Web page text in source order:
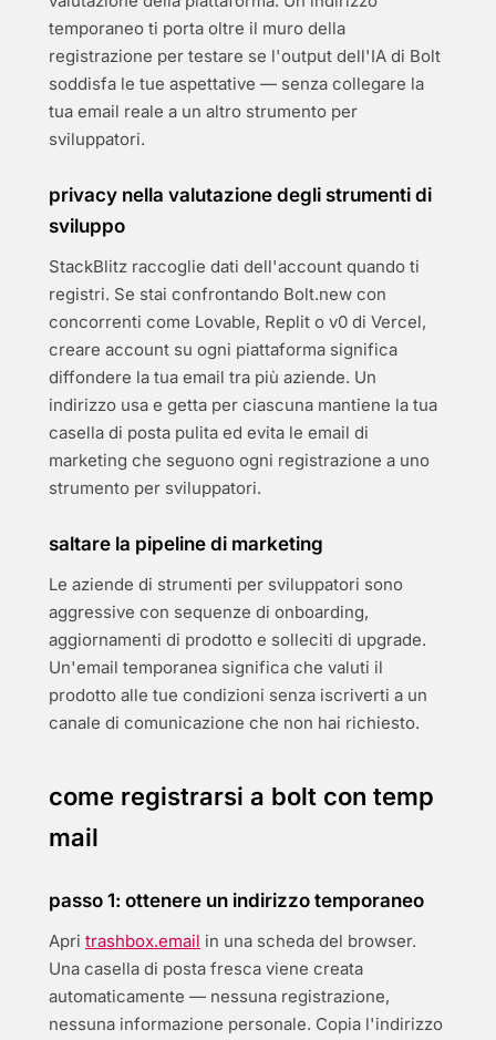
temporaneo ti porta oltre il muro della
registrazione per testare se l'output dell'IA di Bolt
soddisfa le tue aspettative — senza collegare la
tua email reale a un altro strumento per
sviluppatori.
privacy nella valutazione degli strumenti di
sviluppo
StackBlitz raccoglie dati dell'account quando ti
registri. Se stai confrontando Bolt.new con
concorrenti come Lovable, Replit o v0 di Vercel,
creare account su ogni piattaforma significa
diffondere la tua email tra più aziende. Un
indirizzo usa e getta per ciascuna mantiene la tua
casella di posta pulita ed evita le email di
marketing che seguono ogni registrazione a uno
strumento per sviluppatori.
saltare la pipeline di marketing
Le aziende di strumenti per sviluppatori sono
aggressive con sequenze di onboarding,
aggiornamenti di prodotto e solleciti di upgrade.
Un'email temporanea significa che valuti il
prodotto alle tue condizioni senza iscriverti a un
canale di comunicazione che non hai richiesto.
come registrarsi a bolt con temp
mail
passo 1: ottenere un indirizzo temporaneo
Apri trashbox.email in una scheda del browser.
Una casella di posta fresca viene creata
automaticamente — nessuna registrazione,
nessuna informazione personale. Copia l'indirizzo